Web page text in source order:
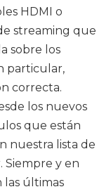
HDMI o
streaming que
sobre los
particular,
correcta.
los nuevos
que están
nuestra lista de
Siempre y en
últimas